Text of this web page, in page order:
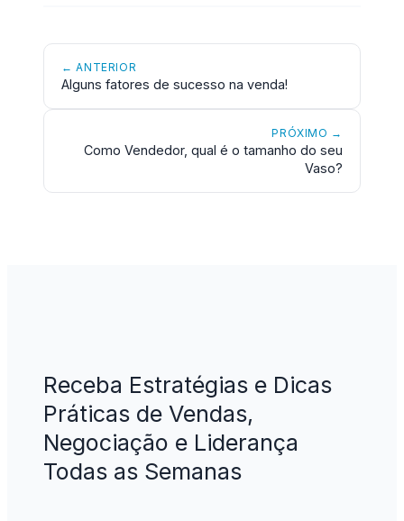
← ANTERIOR
Alguns fatores de sucesso na venda!
PRÓXIMO →
Como Vendedor, qual é o tamanho do seu
Vaso?
Receba Estratégias e Dicas
Práticas de Vendas,
Negociação e Liderança
Todas as Semanas